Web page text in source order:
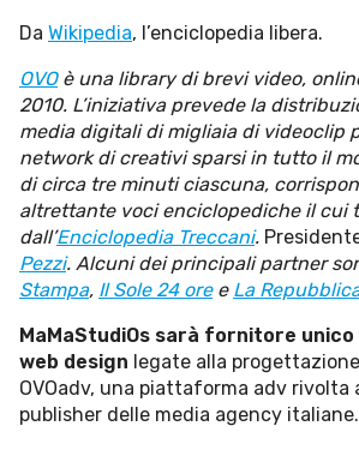
Settore riviste, blog online
Settore food
Seguici su
Cerca nel sito
Da Wikipedia, l’enciclopedia libera.
OVOè una library di brevi video,
2010. L’iniziativa prevede la
media digitali di migliaia di videoclip
network di creativi sparsi in tutto il
di circa tre minuti ciascuna,
altrettante voci enciclopediche il cui
dall’Enciclopedia Treccani.
Pezzi. Alcuni dei principali partner
Stampa, Il Sole 24 oree La
MaMaStudiOs sarà fornitore
web design legate alla
OVOadv, una piattaforma adv rivolta
publisher delle media agency italiane.